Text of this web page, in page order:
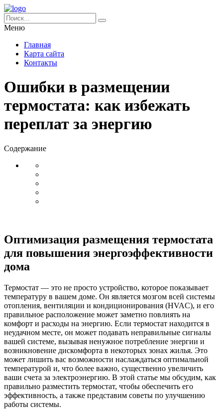
Меню
Главная
Карта сайта
Контакты
Ошибки в размещении
термостата: как избежать
переплат за энергию
Содержание
Оптимизация размещения термостата
для повышения энергоэффективности
дома
Термостат — это не просто устройство, которое показывает
температуру в вашем доме. Он является мозгом всей системы
отопления, вентиляции и кондиционирования (HVAC), и его
правильное расположение может заметно повлиять на
комфорт и расходы на энергию. Если термостат находится в
неудачном месте, он может подавать неправильные сигналы
вашей системе, вызывая ненужное потребление энергии и
возникновение дискомфорта в некоторых зонах жилья. Это
может лишить вас возможности наслаждаться оптимальной
температурой и, что более важно, существенно увеличить
ваши счета за электроэнергию. В этой статье мы обсудим, как
правильно разместить термостат, чтобы обеспечить его
эффективность, а также представим советы по улучшению
работы системы.